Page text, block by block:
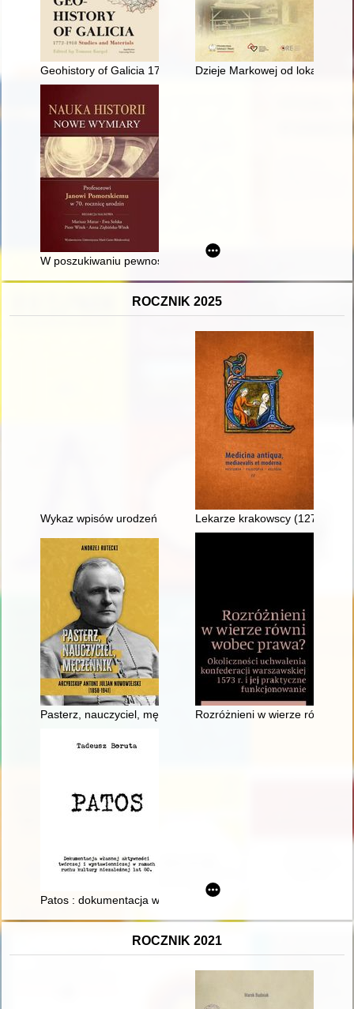
Geohistory of Galicia 1772-1918 : studies and materials
Dzieje Markowej od lokacji po
W poszukiwaniu pewności i prawdy? : cel pracy historyka
ROCZNIK 2025
Wykaz wpisów urodzeń z lat: 1884-1913 w Parafii
Lekarze krakowscy (1278-
Pasterz, nauczyciel, męczennik : arcybiskup Antoni Julian
Rozróżnieni w wierze równi
Patos : dokumentacja własnej aktywności twórczej i
ROCZNIK 2021